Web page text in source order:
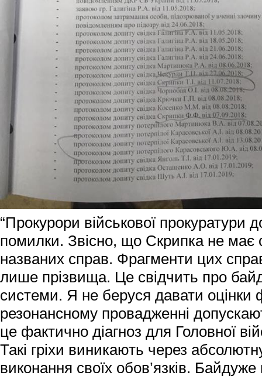
“Прокурори військової прокуратури
помилки. Звісно, що Скрипка не має
названих справ. Фрагменти цих
лише прізвища. Це свідчить про
системи. Я не беруся давати оцінки
резонансному провадженні
це фактично діагноз для Головної
Такі гріхи виникають через
виконання своїх обов’язків. Байдуже